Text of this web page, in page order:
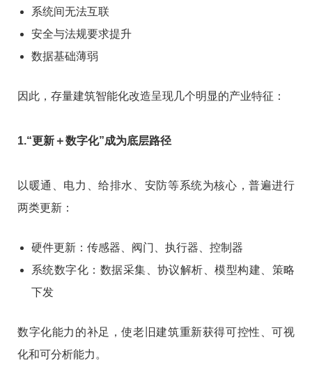
系统间无法互联
安全与法规要求提升
数据基础薄弱
因此，存量建筑智能化改造呈现几个明显的产业特征：
1.“更新＋数字化”成为底层路径
以暖通、电力、给排水、安防等系统为核心，普遍进行
两类更新：
硬件更新：传感器、阀门、执行器、控制器
系统数字化：数据采集、协议解析、模型构建、策略
下发
数字化能力的补足，使老旧建筑重新获得可控性、可视
化和可分析能力。